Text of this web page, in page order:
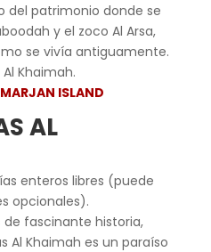
del patrimonio donde se
y el zoco Al Arsa,
se vivía antiguamente.
Khaimah.
ISLAND
AL
enteros libres (puede
opcionales).
fascinante historia,
Al Khaimah es un paraíso